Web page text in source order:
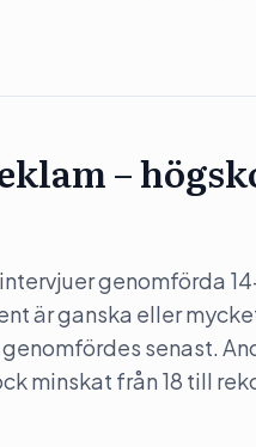
–
genomförda
är ganska eller
senast.
minskat från 18 till